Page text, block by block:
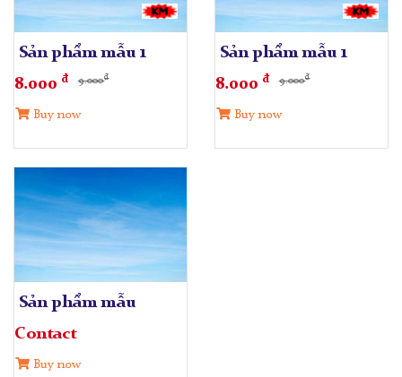
Sản phẩm mẫu 1
8.000 đ 9.000đ
Buy now
Sản phẩm mẫu 1
8.000 đ 9.000đ
Buy now
Sản phẩm mẫu
Contact
Buy now